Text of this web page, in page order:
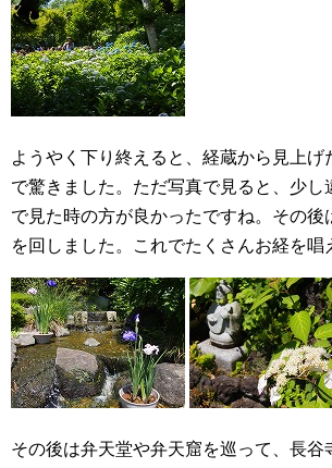
ようやく下り終えると、経蔵から見上げ
で驚きました。ただ写真で見ると、少し
で見た時の方が良かったですね。その後
を回しました。これでたくさんお経を唱
その後は弁天堂や弁天窟を巡って、長谷